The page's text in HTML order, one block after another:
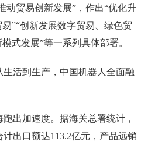
动贸易创新发展”，作出“优化升
”“创新发展数字贸易、绿色贸
式发展”等一系列具体部署。
活到生产，中国机器人全面融
出加速度。据海关总署统计，
出口额达113.2亿元，产品远销